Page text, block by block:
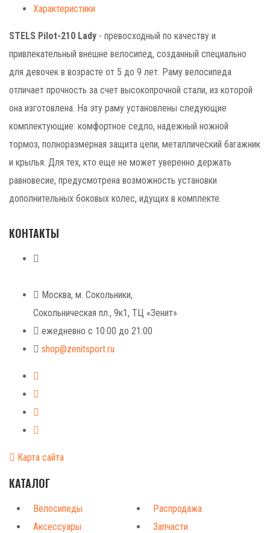
Характеристики
STELS Pilot-210 Lady - превосходный по качеству и
привлекательный внешне велосипед, созданный специально
для девочек в возрасте от 5 до 9 лет. Раму велосипеда
отличает прочность за счет высокопрочной стали, из которой
она изготовлена. На эту раму установлены следующие
комплектующие: комфортное седло, надежный ножной
тормоз, полноразмерная защита цепи, металлический багажник
и крылья. Для тех, кто еще не может уверенно держать
равновесие, предусмотрена возможность установки
дополнительных боковых колес, идущих в комплекте.
КОНТАКТЫ
Москва, м. Сокольники,
Сокольническая пл., 9к1, ТЦ «Зенит»
ежедневно с 10:00 до 21:00
shop@zenitsport.ru
Карта сайта
КАТАЛОГ
Велосипеды
Распродажа
Аксессуары
Запчасти